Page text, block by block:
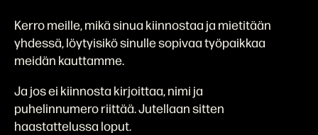
Kerro meille, mikä sinua kiinnostaa ja mietitään
yhdessä, löytyisikö sinulle sopivaa työpaikkaa
meidän kauttamme.
Ja jos ei kiinnosta kirjoittaa, nimi ja
puhelinnumero riittää. Jutellaan sitten
haastattelussa loput.